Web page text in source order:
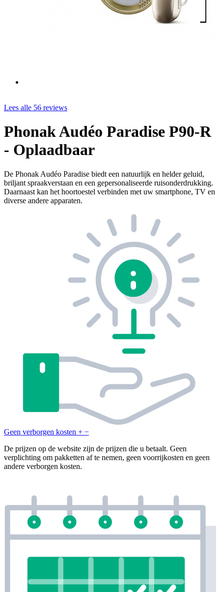
Lees alle 56 reviews
Phonak Audéo Paradise P90-R
- Oplaadbaar
De Phonak Audéo Paradise biedt een natuurlijk en helder geluid,
briljant spraakverstaan en een gepersonaliseerde ruisonderdrukking.
Daarnaast kan het hoortoestel verbinden met uw smartphone, TV en
diverse andere apparaten.
Geen verborgen kosten + −
De prijzen op de website zijn de prijzen die u betaalt. Geen
verplichting om pakketten af te nemen, geen voorrijkosten en geen
andere verborgen kosten.